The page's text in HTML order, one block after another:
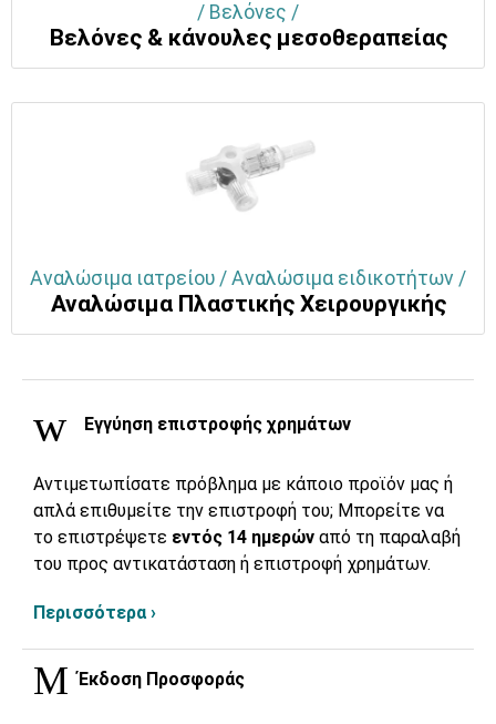
/ Βελόνες /
Βελόνες & κάνουλες μεσοθεραπείας
Αναλώσιμα ιατρείου / Αναλώσιμα ειδικοτήτων /
Αναλώσιμα Πλαστικής Χειρουργικής
Εγγύηση επιστροφής χρημάτων
Αντιμετωπίσατε πρόβλημα με κάποιο προϊόν μας ή
απλά επιθυμείτε την επιστροφή του; Μπορείτε να
το επιστρέψετε εντός 14 ημερών από τη παραλαβή
του προς αντικατάσταση ή επιστροφή χρημάτων.
Περισσότερα ›
Έκδοση Προσφοράς